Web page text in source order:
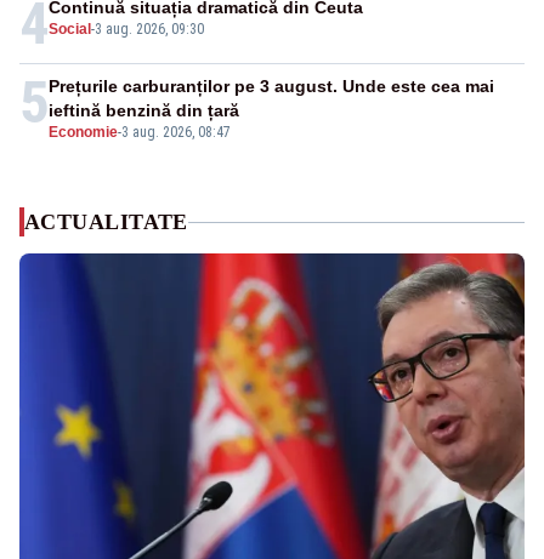
4Social -3 aug. 2026, 09:30
Continuă situația dramatică din Ceuta
5 Economie-3 aug. 2026, 08:47
Prețurile carburanților pe 3 august. Unde este cea mai
ieftină benzină din țară
ACTUALITATE